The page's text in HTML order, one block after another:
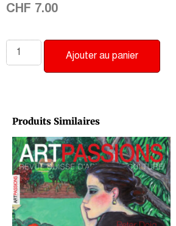
CHF 7.00
Ajouter au panier
Produits Similaires